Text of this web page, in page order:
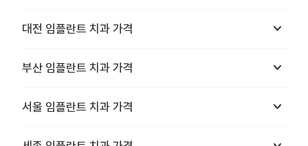
대전 임플란트 치과 가격 keyboard_arrow_down
부산 임플란트 치과 가격 keyboard_arrow_down
서울 임플란트 치과 가격 keyboard_arrow_down